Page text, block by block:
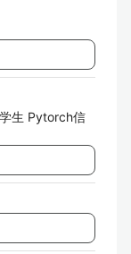
生 Pytorch信